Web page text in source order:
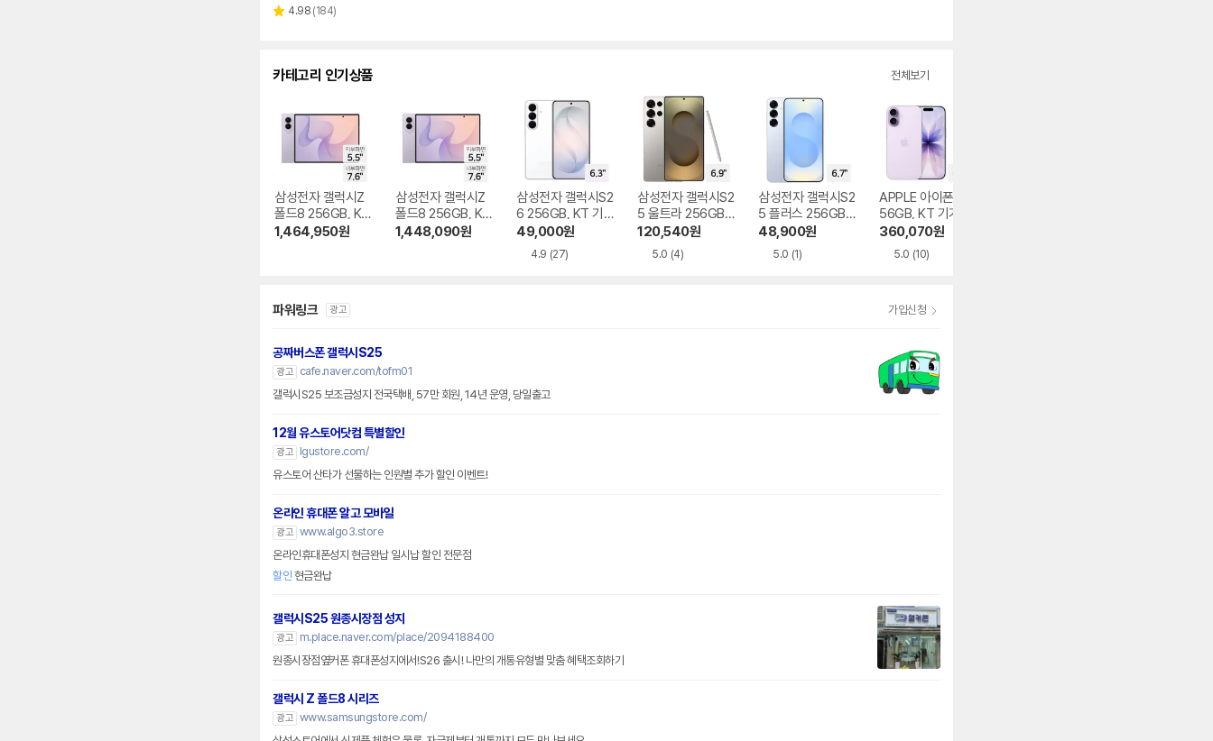
페이
별 4.98 리
(184)
카테고리 인기상품 전체보기
삼성전자 갤럭시Z
폴드8 256GB, KT
기기변경 완납
1,464,950원
삼성전자 갤럭시Z
폴드8 256GB, KT
번호이동 완납
1,448,090원
삼성전자 갤럭시S2
6 256GB, KT 기기
변경 완납
49,000원
4.9 (27)
삼성전자 갤럭시S2
5 울트라 256GB,
KT 번호이동 완납
120,540원
5.0 (4)
삼성전자 갤럭시S2
5 플러스 256GB,
KT 기기변경 완납
48,900원
5.0 (1)
APPLE 아이폰17 2
56GB, KT 기기변
경 완납
360,070원
5.0 (10)
파워링크 광고 가입신청
공짜버스폰 갤럭시S25
광고
cafe.naver.com/tofm01
갤럭시S25 보조금성지 전국택배, 57만 회원, 14년 운영, 당일출고
12월 유스토어닷컴 특별할인
광고
lgustore.com/
유스토어 산타가 선물하는 인원별 추가 할인 이벤트!
온라인 휴대폰 알고 모바일
광고 www.algo3.store
온라인휴대폰성지 현금완납 일시납 할인 전문점
할인 현금완납
갤럭시S25 원종시장점 성지
광고
m.place.naver.com/place/2094188400
원종시장점옆커폰 휴대폰성지에서!S26 출시! 나만의 개통유형별 맞춤 혜택조회하기
갤럭시 Z 폴드8 시리즈
광고 www.samsungstore.com/